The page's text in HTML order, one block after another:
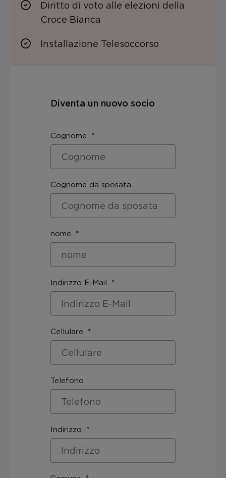
Diventa un nuovo socio
Cognome
Cognome da sposata
nome
Indirizzo E-Mail
Cellulare
Telefono
Indirizzo
Diritto di voto alle elezioni della
Croce Bianca
Installazione Telesoccorso